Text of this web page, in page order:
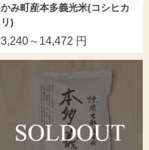
かみ町産本多義光米(コシヒカ
リ)
3,240～14,472 円